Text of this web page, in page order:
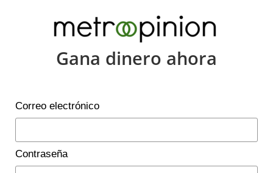
Gana dinero ahora
Correo electrónico
Contraseña